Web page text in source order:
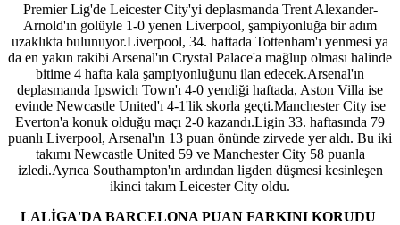
Premier Lig'de Leicester City'yi deplasmanda Trent Alexander-
Arnold'ın golüyle 1-0 yenen Liverpool, şampiyonluğa bir adım
uzaklıkta bulunuyor.Liverpool, 34. haftada Tottenham'ı yenmesi ya
da en yakın rakibi Arsenal'ın Crystal Palace'a mağlup olması halinde
bitime 4 hafta kala şampiyonluğunu ilan edecek.Arsenal'ın
deplasmanda Ipswich Town'ı 4-0 yendiği haftada, Aston Villa ise
evinde Newcastle United'ı 4-1'lik skorla geçti.Manchester City ise
Everton'a konuk olduğu maçı 2-0 kazandı.Ligin 33. haftasında 79
puanlı Liverpool, Arsenal'ın 13 puan önünde zirvede yer aldı. Bu iki
takımı Newcastle United 59 ve Manchester City 58 puanla
izledi.Ayrıca Southampton'ın ardından ligden düşmesi kesinleşen
ikinci takım Leicester City oldu.
LALİGA'DA BARCELONA PUAN FARKINI KORUDU